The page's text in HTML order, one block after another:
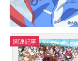
関連記事